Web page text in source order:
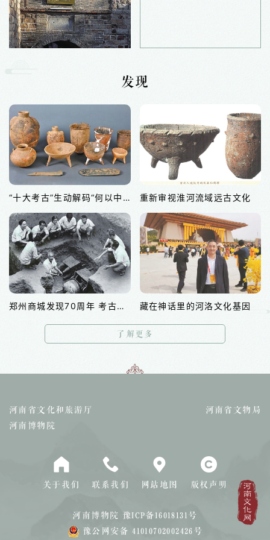
发现
“十大考古”生动解码“何以中国” 重新审视淮河流域远古文化
郑州商城发现70周年 考古实证3600年早商文明 藏在神话里的河洛文化基因
了解更多
河南省文化和旅游厅
河南省文物局
河南博物院
关于我们 联系我们 网站地图 版权声明
河南博物院 豫ICP备16018131号
豫公网安备 41010702002426号